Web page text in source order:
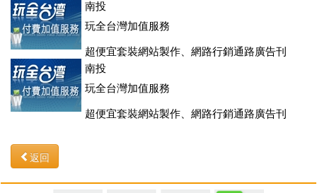
登、訂房系統、客房委託旅行社銷售，全面優惠中....
南投
玩全台灣加值服務
超便宜套裝網站製作、網路行銷通路廣告刊
登、訂房系統、客房委託旅行社銷售，全面優惠中....
南投
玩全台灣加值服務
超便宜套裝網站製作、網路行銷通路廣告刊
返回